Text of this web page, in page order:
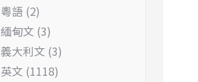
粵語 (2)
緬甸文 (3)
義大利文 (3)
英文 (1118)